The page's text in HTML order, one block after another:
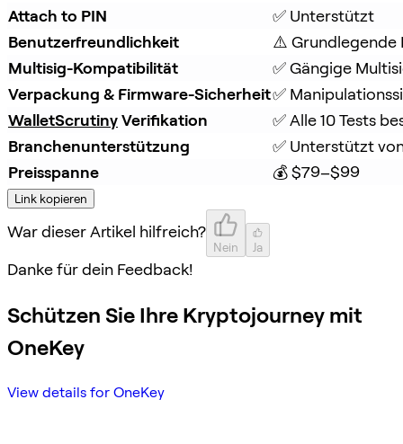
Attach to PIN
✅ Unterstützt
Benutzerfreundlichkeit
⚠️ Grundlegende
Multisig-Kompatibilität
✅ Gängige
Verpackung & Firmware-Sicherheit✅
WalletScrutiny Verifikation
✅ Alle 10 Tests
Branchenunterstützung
✅ Unterstützt
Preisspanne
💰 $79–$99
Link kopieren
War dieser Artikel hilfreich?
Nein Ja
Danke für dein Feedback!
Schützen Sie Ihre Kryptojourney mit
OneKey
View details for OneKey